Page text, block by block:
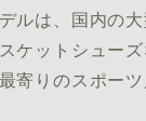
ルは、国内の
ケットシュー
寄りのスポー